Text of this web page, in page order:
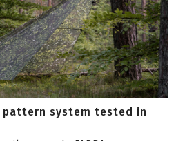
pattern system tested in